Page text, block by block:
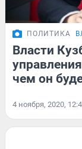
ПОЛИТИКА
Власти
чем он
4 ноября, 2020,